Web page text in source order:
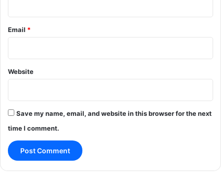
Email *
Website
Save my name, email, and website in this browser for the next
time I comment.